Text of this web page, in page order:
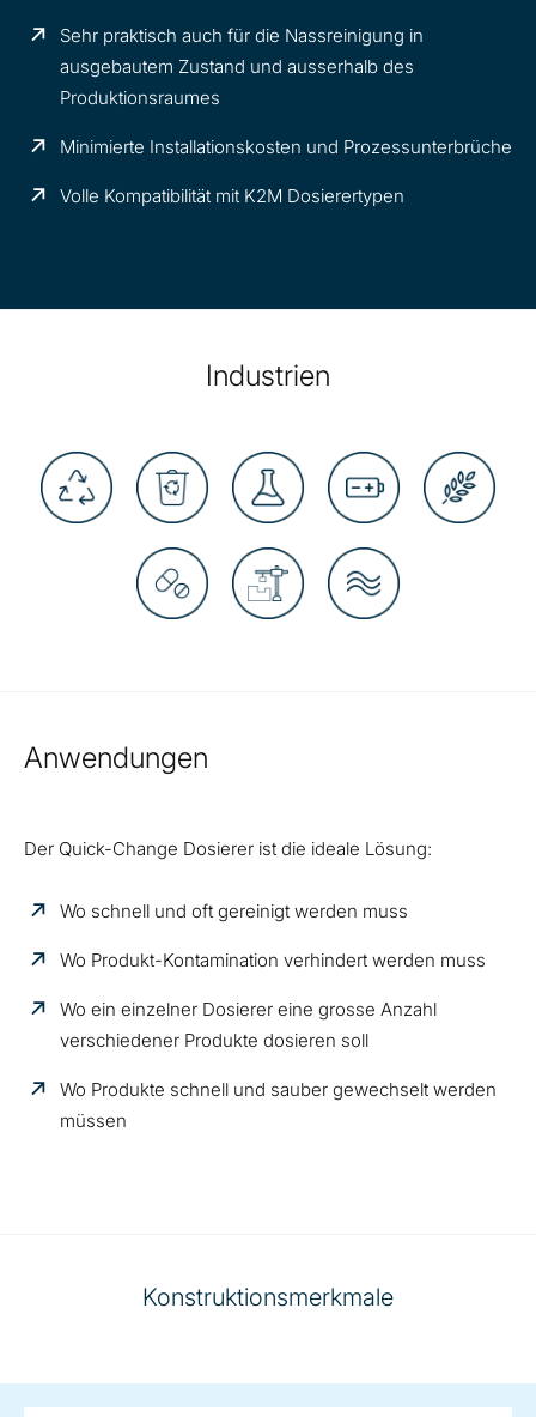
Sehr praktisch auch für die Nassreinigung in
ausgebautem Zustand und ausserhalb des
Produktionsraumes
Minimierte Installationskosten und Prozessunterbrüche
Volle Kompatibilität mit K2M Dosierertypen
Industrien
Anwendungen
Der Quick-Change Dosierer ist die ideale Lösung:
Wo schnell und oft gereinigt werden muss
Wo Produkt-Kontamination verhindert werden muss
Wo ein einzelner Dosierer eine grosse Anzahl
verschiedener Produkte dosieren soll
Wo Produkte schnell und sauber gewechselt werden
müssen
Konstruktionsmerkmale